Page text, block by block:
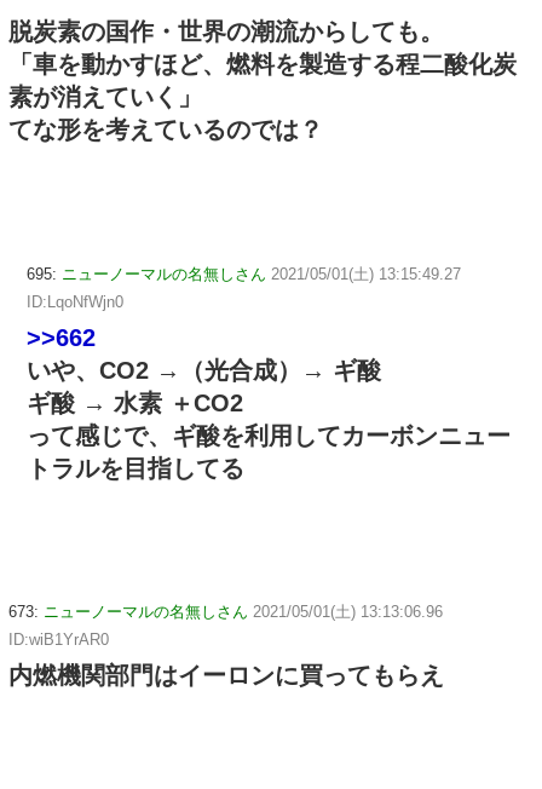
脱炭素の国作・世界の潮流からしても。
「車を動かすほど、燃料を製造する程二酸化炭
素が消えていく」
てな形を考えているのでは？
695: ニューノーマルの名無しさん 2021/05/01(土) 13:15:49.27
ID:LqoNfWjn0
>>662
いや、CO2 →（光合成）→ ギ酸
ギ酸 → 水素 ＋CO2
って感じで、ギ酸を利用してカーボンニュー
トラルを目指してる
673: ニューノーマルの名無しさん 2021/05/01(土) 13:13:06.96
ID:wiB1YrAR0
内燃機関部門はイーロンに買ってもらえ